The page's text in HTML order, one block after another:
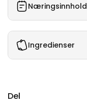
Næringsinnhold
Ingredienser
Del